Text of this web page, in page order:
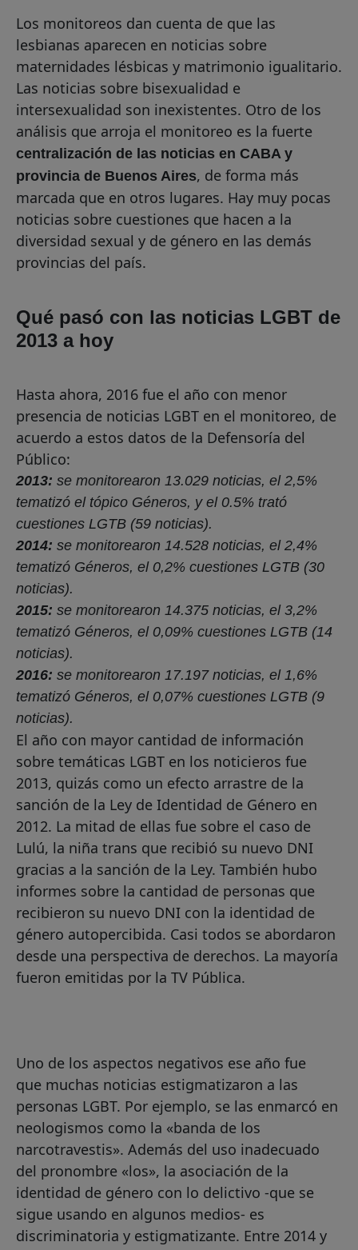
Los monitoreos dan cuenta de que las
lesbianas aparecen en noticias sobre
maternidades lésbicas y matrimonio igualitario.
Las noticias sobre bisexualidad e
intersexualidad son inexistentes. Otro de los
análisis que arroja el monitoreo es la fuerte
centralización de las noticias en CABA y
provincia de Buenos Aires, de forma más
marcada que en otros lugares. Hay muy pocas
noticias sobre cuestiones que hacen a la
diversidad sexual y de género en las demás
provincias del país.
Qué pasó con las noticias LGBT de
2013 a hoy
Hasta ahora, 2016 fue el año con menor
presencia de noticias LGBT en el monitoreo, de
acuerdo a estos datos de la Defensoría del
Público:
2013: se monitorearon 13.029 noticias, el 2,5%
tematizó el tópico Géneros, y el 0.5% trató
cuestiones LGTB (59 noticias).
2014: se monitorearon 14.528 noticias, el 2,4%
tematizó Géneros, el 0,2% cuestiones LGTB (30
noticias).
2015: se monitorearon 14.375 noticias, el 3,2%
tematizó Géneros, el 0,09% cuestiones LGTB (14
noticias).
2016: se monitorearon 17.197 noticias, el 1,6%
tematizó Géneros, el 0,07% cuestiones LGTB (9
noticias).
El año con mayor cantidad de información
sobre temáticas LGBT en los noticieros fue
2013, quizás como un efecto arrastre de la
sanción de la Ley de Identidad de Género en
2012. La mitad de ellas fue sobre el caso de
Lulú, la niña trans que recibió su nuevo DNI
gracias a la sanción de la Ley. También hubo
informes sobre la cantidad de personas que
recibieron su nuevo DNI con la identidad de
género autopercibida. Casi todos se abordaron
desde una perspectiva de derechos. La mayoría
fueron emitidas por la TV Pública.
Uno de los aspectos negativos ese año fue
que muchas noticias estigmatizaron a las
personas LGBT. Por ejemplo, se las enmarcó en
neologismos como la «banda de los
narcotravestis». Además del uso inadecuado
del pronombre «los», la asociación de la
identidad de género con lo delictivo -que se
sigue usando en algunos medios- es
discriminatoria y estigmatizante. Entre 2014 y